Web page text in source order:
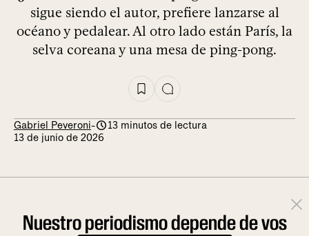
sigue siendo el autor, prefiere lanzarse al
océano y pedalear. Al otro lado están París, la
selva coreana y una mesa de ping-pong.
Gabriel Peveroni-
13 minutos de lectura
13 de junio de 2026
Nuestro periodismo depende de vos